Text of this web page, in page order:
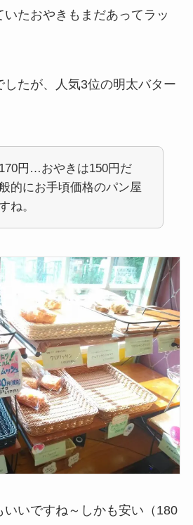
たおやきもまだあってラッ
したが、人気3位の明太バター
円…おやきは150円だ
的にお手頃価格のパン屋
ね。
いいですね～しかも安い（180